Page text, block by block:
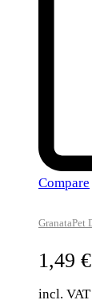
Compare
GranataPet
1,49 €
incl. VAT